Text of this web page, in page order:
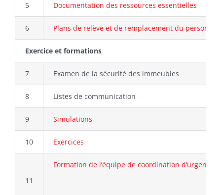
5 Documentation des ressources essentielles
6 Plans de relève et de remplacement du personnel
Exercice et formations
7 Examen de la sécurité des immeubles
8 Listes de communication
9 Simulations
10 Exercices
11
Formation de l’équipe de coordination d’urgence